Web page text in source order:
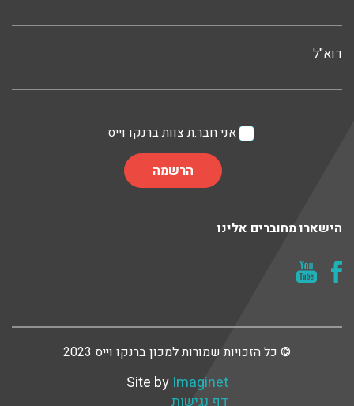
דוא"ל
אני חבר.ת צוות ברנקו וייס
הישארו מחוברים אלינו
© כל הזכויות שמורות למכון ברנקו וייס 2023
Site by Imaginet
דף נגישות